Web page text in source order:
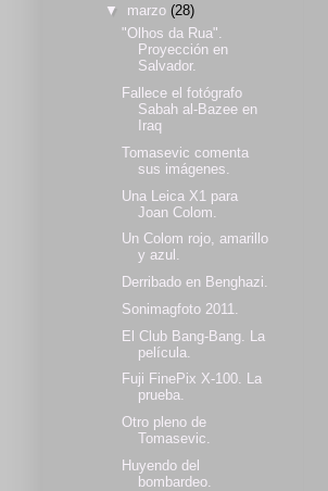
▼ marzo (28)
"Olhos da Rua".
Proyección en
Salvador.
Fallece el fotógrafo
Sabah al-Bazee en
Iraq
Tomasevic comenta
sus imágenes.
Una Leica X1 para
Joan Colom.
Un Colom rojo, amarillo
y azul.
Derribado en Benghazi.
Sonimagfoto 2011.
El Club Bang-Bang. La
película.
Fuji FinePix X-100. La
prueba.
Otro pleno de
Tomasevic.
Huyendo del
bombardeo.